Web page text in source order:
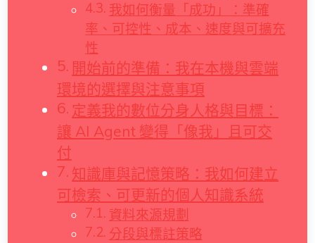
我如何衡量「成功」：準確
率、可控性、成本、速度與可擴充
性
開始前的準備：我在本機與雲端
環境的選擇與注意事項
定義我的數位分身人格與目標：
讓 AI Agent 變得「像我」且可交
付
知識庫與記憶策略：我如何建立
可檢索、可更新的個人知識系統
資料來源規劃
分段與標註策略